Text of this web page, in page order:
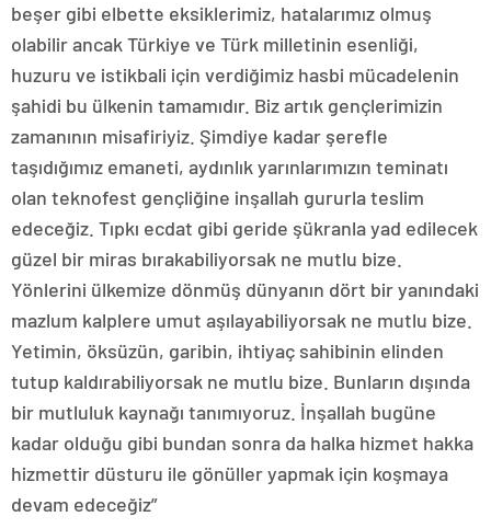
beşer gibi elbette eksiklerimiz, hatalarımız olmuş
olabilir ancak Türkiye ve Türk milletinin esenliği,
huzuru ve istikbali için verdiğimiz hasbi mücadelenin
şahidi bu ülkenin tamamıdır. Biz artık gençlerimizin
zamanının misafiriyiz. Şimdiye kadar şerefle
taşıdığımız emaneti, aydınlık yarınlarımızın teminatı
olan teknofest gençliğine inşallah gururla teslim
edeceğiz. Tıpkı ecdat gibi geride şükranla yad edilecek
güzel bir miras bırakabiliyorsak ne mutlu bize.
Yönlerini ülkemize dönmüş dünyanın dört bir yanındaki
mazlum kalplere umut aşılayabiliyorsak ne mutlu bize.
Yetimin, öksüzün, garibin, ihtiyaç sahibinin elinden
tutup kaldırabiliyorsak ne mutlu bize. Bunların dışında
bir mutluluk kaynağı tanımıyoruz. İnşallah bugüne
kadar olduğu gibi bundan sonra da halka hizmet hakka
hizmettir düsturu ile gönüller yapmak için koşmaya
devam edeceğiz”